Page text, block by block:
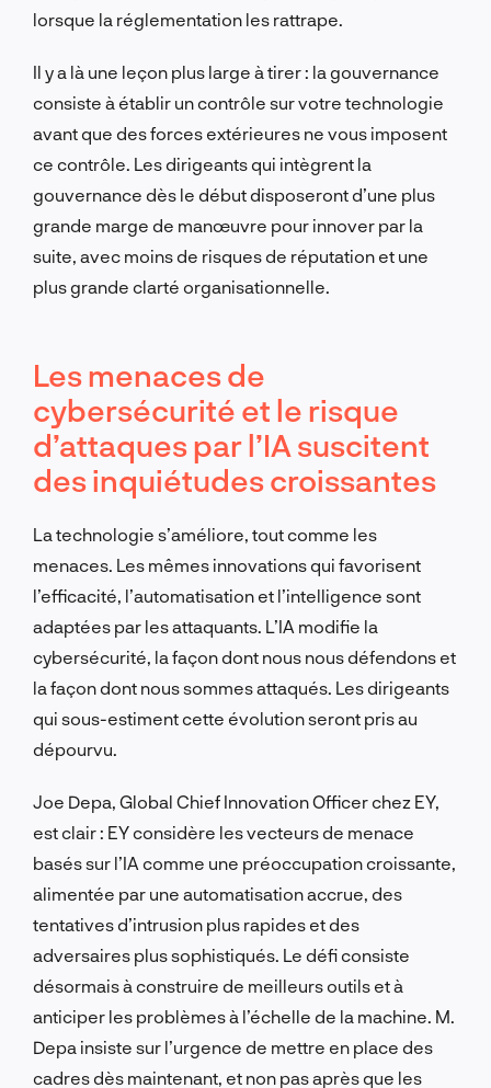
lorsque la réglementation les rattrape.
Il y a là une leçon plus large à tirer : la gouvernance
consiste à établir un contrôle sur votre technologie
avant que des forces extérieures ne vous imposent
ce contrôle. Les dirigeants qui intègrent la
gouvernance dès le début disposeront d’une plus
grande marge de manœuvre pour innover par la
suite, avec moins de risques de réputation et une
plus grande clarté organisationnelle.
Les menaces de
cybersécurité et le risque
d’attaques par l’IA suscitent
des inquiétudes croissantes
La technologie s’améliore, tout comme les
menaces. Les mêmes innovations qui favorisent
l’efficacité, l’automatisation et l’intelligence sont
adaptées par les attaquants. L’IA modifie la
cybersécurité, la façon dont nous nous défendons et
la façon dont nous sommes attaqués. Les dirigeants
qui sous-estiment cette évolution seront pris au
dépourvu.
Joe Depa, Global Chief Innovation Officer chez EY,
est clair : EY considère les vecteurs de menace
basés sur l’IA comme une préoccupation croissante,
alimentée par une automatisation accrue, des
tentatives d’intrusion plus rapides et des
adversaires plus sophistiqués. Le défi consiste
désormais à construire de meilleurs outils et à
anticiper les problèmes à l’échelle de la machine. M.
Depa insiste sur l’urgence de mettre en place des
cadres dès maintenant, et non pas après que les